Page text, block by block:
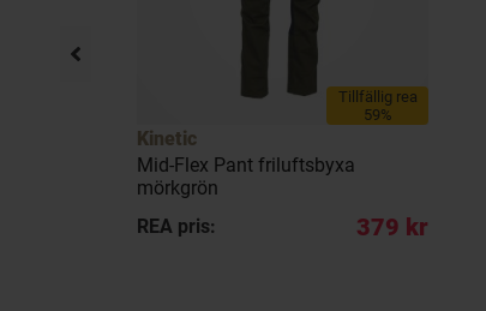
Tillfällig rea
59%
Kinetic
Mid-Flex Pant friluftsbyxa
mörkgrön
REA pris:
379 kr